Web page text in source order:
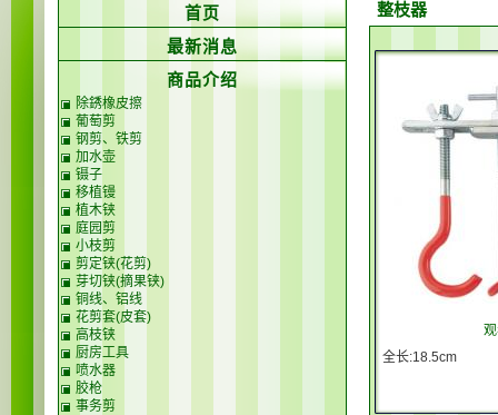
整枝器
全长:18.5cm
首页
最新消息
商品介绍
除銹橡皮擦
葡萄剪
钢剪、铁剪
加水壶
镊子
移植镘
植木铗
庭园剪
小枝剪
剪定铗(花剪)
芽切铗(摘果铗)
铜线、铝线
花剪套(皮套)
高枝铗
厨房工具
喷水器
胶枪
事务剪